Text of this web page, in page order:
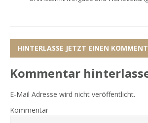
HINTERLASSE JETZT EINEN
Kommentar
E-Mail Adresse wird nicht veröffentlicht.
Kommentar